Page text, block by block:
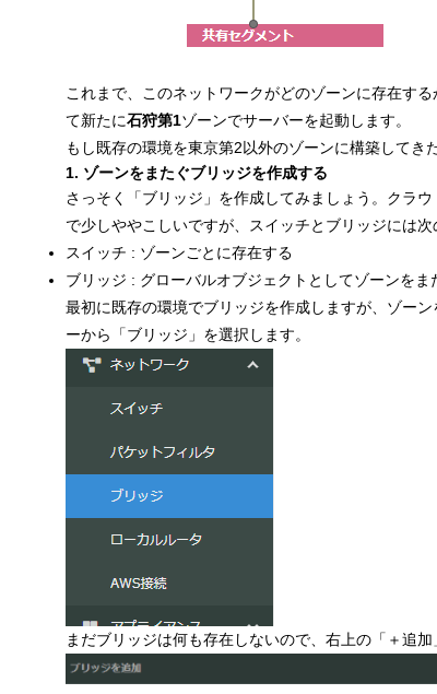
これまで、このネットワークがどのゾーンに存在す
て新たに石狩第1ゾーンでサーバーを起動します。
もし既存の環境を東京第2以外のゾーンに構築してき
1. ゾーンをまたぐブリッジを作成する
さっそく「ブリッジ」を作成してみましょう。クラ
で少しややこしいですが、スイッチとブリッジには次
スイッチ : ゾーンごとに存在する
ブリッジ : グローバルオブジェクトとしてゾーンをま
最初に既存の環境でブリッジを作成しますが、ゾー
ーから「ブリッジ」を選択します。
まだブリッジは何も存在しないので、右上の「＋追